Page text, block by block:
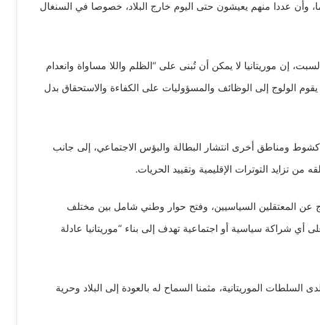
وأن عددا منهم يعيشون حتى اليوم خارج البلاد، خصوصا في السنغال
إن موريتانيا لا يمكن أن تُبنى على “الظلم واللا مساواة وانعدام
الولوج إلى الوظائف والمسؤوليات على الكفاءة والاستحقاق بدل
ومناطق أخرى انتشار البطالة والبؤس الاجتماعي، إلى جانب
تزايد التوترات الإقليمية وتقييد الحريات.
عن المعتقلين السياسيين، وفتح حوار وطني شامل بين مختلف
أي شراكة سياسية أو اجتماعية تهدف إلى بناء “موريتانيا عادلة
السلطات الموريتانية، مثمنا السماح له بالعودة إلى البلاد وحرية